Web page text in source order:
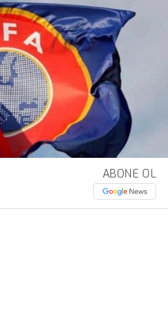
ABONE OL